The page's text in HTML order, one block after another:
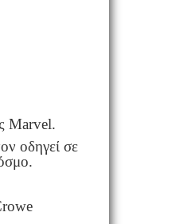
Marvel.
οδηγεί σε